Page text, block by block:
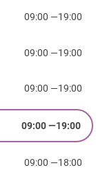
09:00 —19:00
09:00 —19:00
09:00 —19:00
09:00—19:00
09:00 —18:00